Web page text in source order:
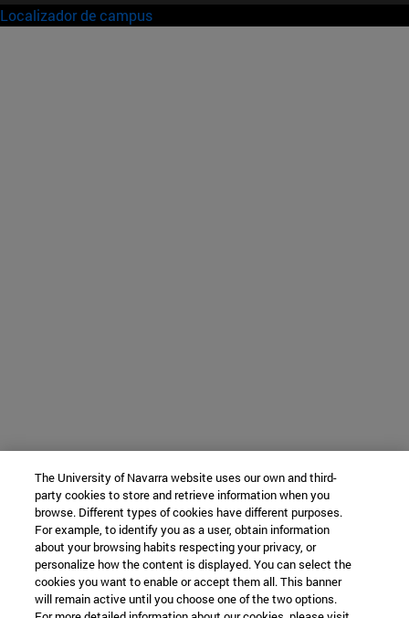
Localizador de campus
The University of Navarra website uses our own and third-
party cookies to store and retrieve information when you
browse. Different types of cookies have different purposes.
For example, to identify you as a user, obtain information
about your browsing habits respecting your privacy, or
personalize how the content is displayed. You can select the
cookies you want to enable or accept them all. This banner
will remain active until you choose one of the two options.